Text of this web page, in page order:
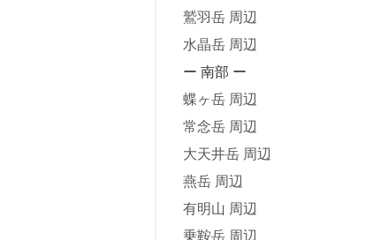
鷲羽岳 周辺
水晶岳 周辺
ー 南部 ー
蝶ヶ岳 周辺
常念岳 周辺
大天井岳 周辺
燕岳 周辺
有明山 周辺
乗鞍岳 周辺